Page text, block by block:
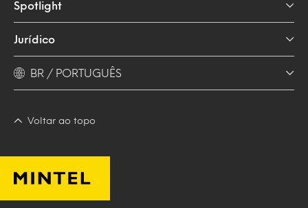
Spotlight
Jurídico
BR / PORTUGUÊS
Voltar ao topo